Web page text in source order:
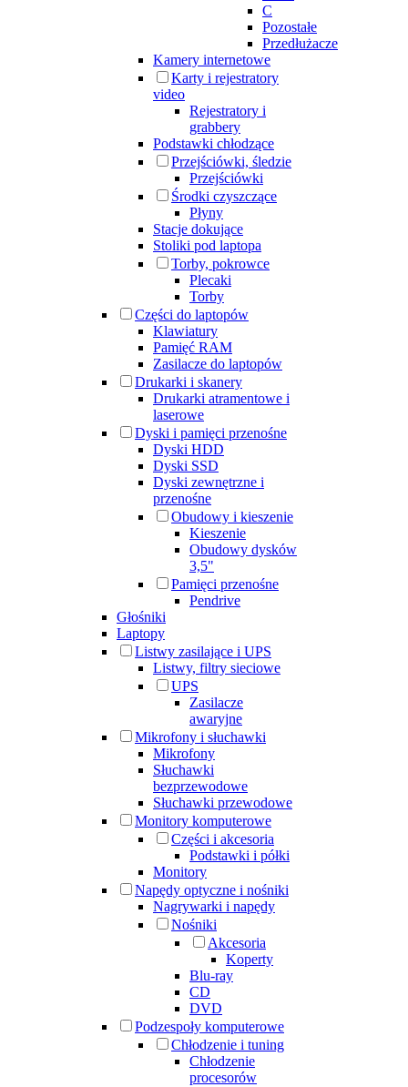
C
Pozostałe
Przedłużacze
Kamery internetowe
Karty i rejestratory
video
Rejestratory i
grabbery
Podstawki chłodzące
Przejściówki, śledzie
Przejściówki
Środki czyszczące
Płyny
Stacje dokujące
Stoliki pod laptopa
Torby, pokrowce
Plecaki
Torby
Części do laptopów
Klawiatury
Pamięć RAM
Zasilacze do laptopów
Drukarki i skanery
Drukarki atramentowe i
laserowe
Dyski i pamięci przenośne
Dyski HDD
Dyski SSD
Dyski zewnętrzne i
przenośne
Obudowy i kieszenie
Kieszenie
Obudowy dysków
3,5"
Pamięci przenośne
Pendrive
Głośniki
Laptopy
Listwy zasilające i UPS
Listwy, filtry sieciowe
UPS
Zasilacze
awaryjne
Mikrofony i słuchawki
Mikrofony
Słuchawki
bezprzewodowe
Słuchawki przewodowe
Monitory komputerowe
Części i akcesoria
Podstawki i półki
Monitory
Napędy optyczne i nośniki
Nagrywarki i napędy
Nośniki
Akcesoria
Koperty
Blu-ray
CD
DVD
Podzespoły komputerowe
Chłodzenie i tuning
Chłodzenie
procesorów